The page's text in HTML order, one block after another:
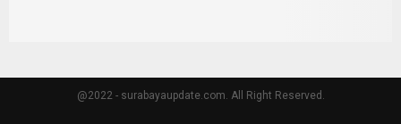
@2022 - surabayaupdate.com. All Right Reserved.